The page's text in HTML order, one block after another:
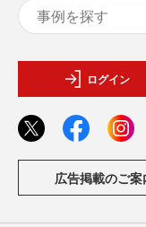
ログイン
広告掲載のご案